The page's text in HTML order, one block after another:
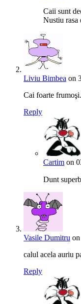
Caii sunt
Nustiu rasa
Liviu Bimbea on
Cai foarte frumoşi.
Reply
Cartim on
Dunt
Vasile Dumitru
calul acela auriu
Reply